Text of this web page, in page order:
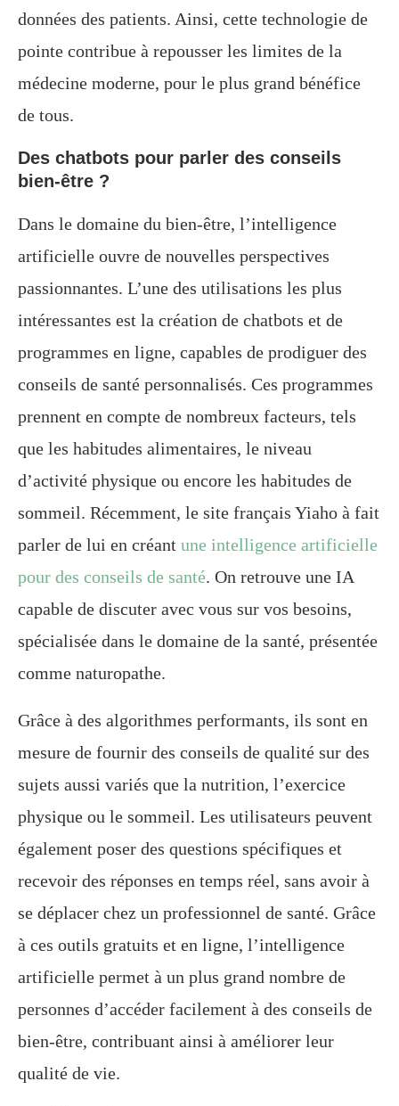
données des patients. Ainsi, cette technologie de
pointe contribue à repousser les limites de la
médecine moderne, pour le plus grand bénéfice
de tous.
Des chatbots pour parler des conseils
bien-être ?
Dans le domaine du bien-être, l’intelligence
artificielle ouvre de nouvelles perspectives
passionnantes. L’une des utilisations les plus
intéressantes est la création de chatbots et de
programmes en ligne, capables de prodiguer des
conseils de santé personnalisés. Ces programmes
prennent en compte de nombreux facteurs, tels
que les habitudes alimentaires, le niveau
d’activité physique ou encore les habitudes de
sommeil. Récemment, le site français Yiaho à fait
parler de lui en créant une intelligence artificielle
pour des conseils de santé. On retrouve une IA
capable de discuter avec vous sur vos besoins,
spécialisée dans le domaine de la santé, présentée
comme naturopathe.
Grâce à des algorithmes performants, ils sont en
mesure de fournir des conseils de qualité sur des
sujets aussi variés que la nutrition, l’exercice
physique ou le sommeil. Les utilisateurs peuvent
également poser des questions spécifiques et
recevoir des réponses en temps réel, sans avoir à
se déplacer chez un professionnel de santé. Grâce
à ces outils gratuits et en ligne, l’intelligence
artificielle permet à un plus grand nombre de
personnes d’accéder facilement à des conseils de
bien-être, contribuant ainsi à améliorer leur
qualité de vie.